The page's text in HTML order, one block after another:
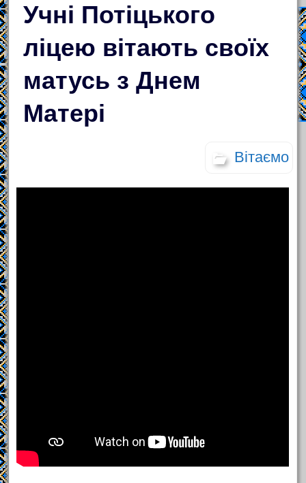
Учні Потіцького
ліцею вітають своїх
матусь з Днем
Матері
Вітаємо